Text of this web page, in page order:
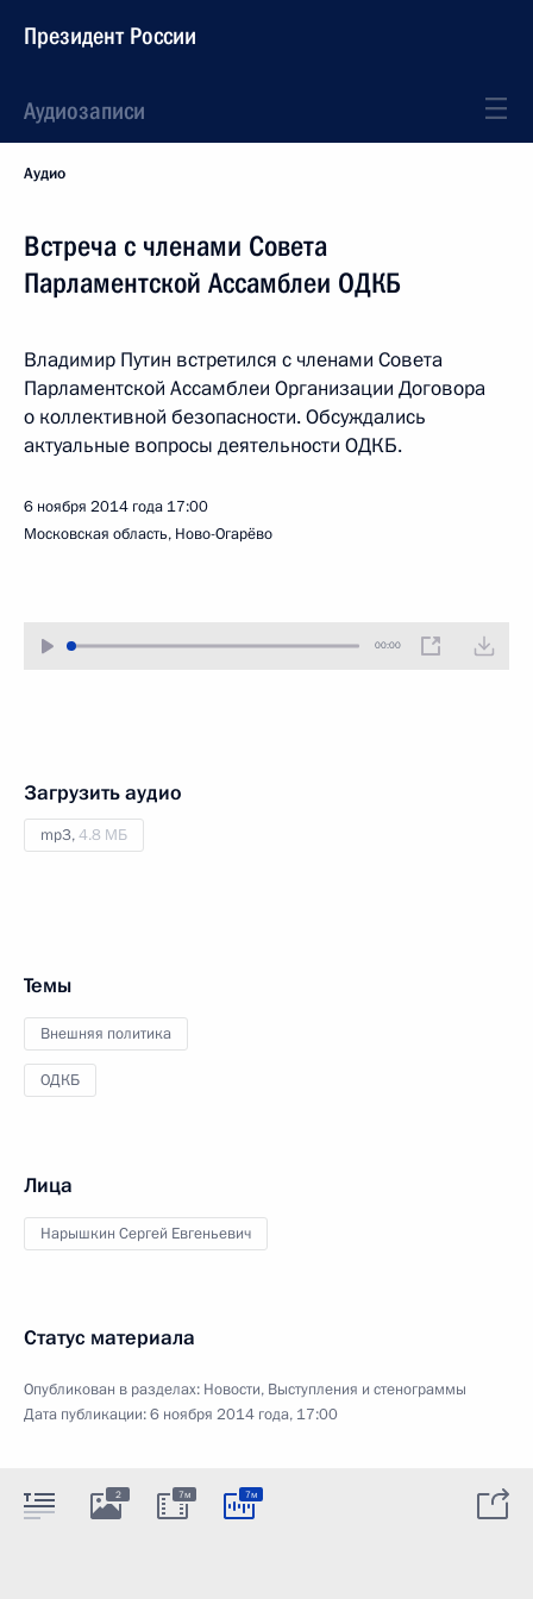
Президент России
Аудиозаписи
Аудио
Встреча с членами Совета
Парламентской Ассамблеи ОДКБ
Владимир Путин встретился с членами Совета
Парламентской Ассамблеи Организации Договора
о коллективной безопасности. Обсуждались
актуальные вопросы деятельности ОДКБ.
6 ноября 2014 года 17:00
Московская область, Ново-Огарёво
00:00
Загрузить аудио
mp3,4.8 МБ
Темы
Внешняя политика
ОДКБ
Лица
Нарышкин Сергей Евгеньевич
Статус материала
Опубликован в разделах: Новости, Выступления и стенограммы
Дата публикации:6 ноября 2014 года, 17:00
2 7м 7м